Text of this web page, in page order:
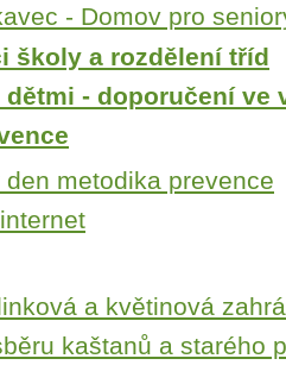
- Domov pro
školy a rozdělení tříd
- doporučení ve
den metodika prevence
a květinová
kaštanů a starého